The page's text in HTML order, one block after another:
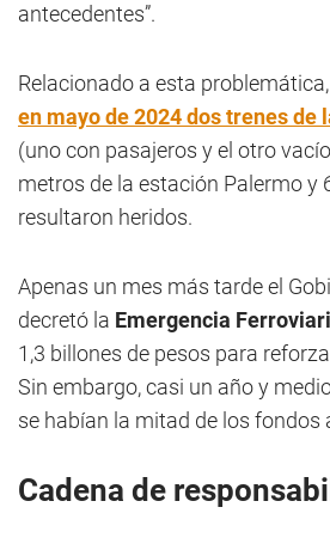
antecedentes”.
Relacionado a esta
en mayo de 2024 dos trenes de
(uno con pasajeros y el otro
metros de la estación Palermo y
resultaron heridos.
Apenas un mes más tarde el
decretó la Emergencia
1,3 billones de pesos para
Sin embargo, casi un año y
se habían la mitad de los fondos
Cadena de